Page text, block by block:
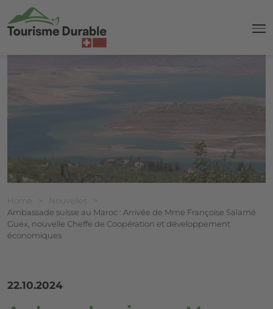
Breadcrumb
Vous êtes ici:
Home Nouvelles
Ambassade suisse au Maroc : Arrivée de Mme Françoise Salamé
Guex, nouvelle Cheffe de Coopération et développement
économiques
22.10.2024